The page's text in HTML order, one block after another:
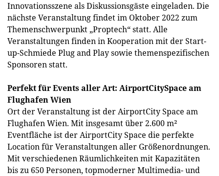
Innovationsszene als Diskussionsgäste eingeladen. Die
nächste Veranstaltung findet im Oktober 2022 zum
Themenschwerpunkt „Proptech“ statt. Alle
Veranstaltungen finden in Kooperation mit der Start-
up-Schmiede Plug and Play sowie themenspezifischen
Sponsoren statt.
Perfekt für Events aller Art: AirportCitySpace am
FlughafenWien
Ort der Veranstaltung ist der AirportCity Space am
Flughafen Wien. Mit insgesamt über 2.600 m²
Eventfläche ist der AirportCity Space die perfekte
Location für Veranstaltungen aller Größenordnungen.
Mit verschiedenen Räumlichkeiten mit Kapazitäten
bis zu 650 Personen, topmoderner Multimedia- und